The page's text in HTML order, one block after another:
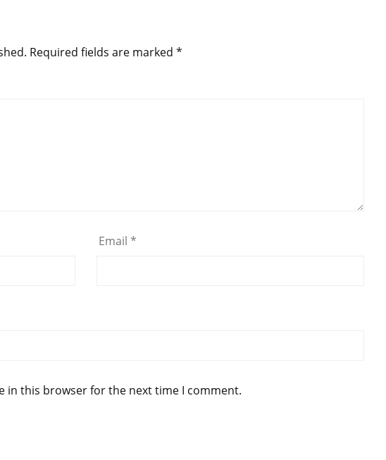
Required fields are marked *
Email *
in this browser for the next time I comment.